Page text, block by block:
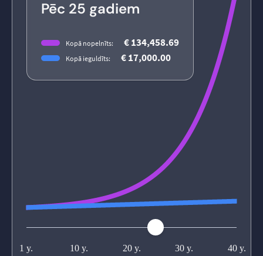
Pēc 25 gadiem
Kopā nopelnīts: € 134,458.69
Kopā ieguldīts: € 17,000.00